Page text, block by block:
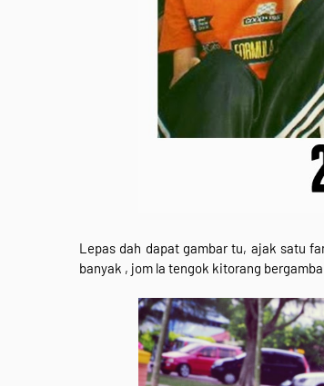
Lepas dah dapat gambar tu, ajak satu
banyak , jom la tengok kitorang